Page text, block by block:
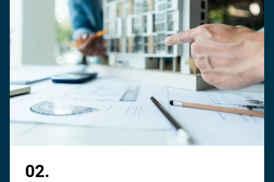
02.